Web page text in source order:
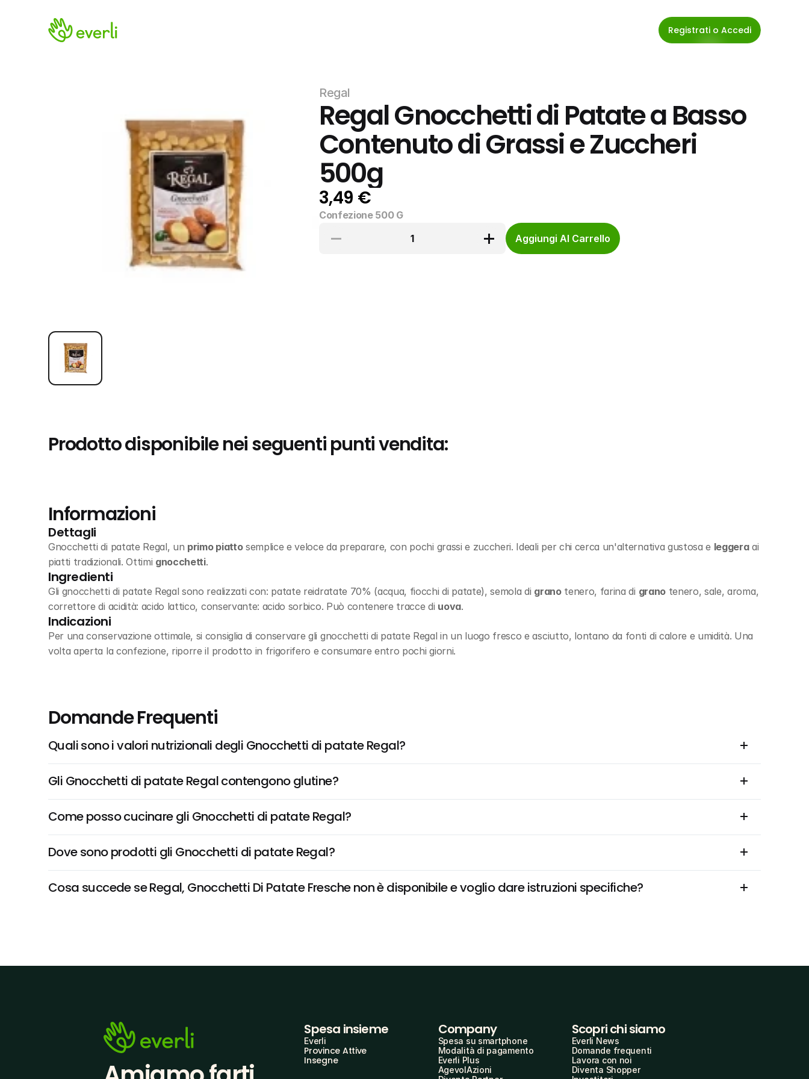
Registrati o Accedi
Regal
Regal Gnocchetti di Patate a Basso
Contenuto di Grassi e Zuccheri
500g
3,49 €
Confezione 500 G
1
Aggiungi Al Carrello
Prodotto disponibile nei seguenti punti vendita:
Informazioni
Dettagli
Gnocchetti di patate Regal, un primo piatto semplice e veloce da preparare, con pochi grassi e zuccheri. Ideali per chi cerca un'alternativa gustosa e leggera ai
piatti tradizionali. Ottimi gnocchetti.
Ingredienti
Gli gnocchetti di patate Regal sono realizzati con: patate reidratate 70% (acqua, fiocchi di patate), semola di grano tenero, farina di grano tenero, sale, aroma,
correttore di acidità: acido lattico, conservante: acido sorbico. Può contenere tracce di uova.
Indicazioni
Per una conservazione ottimale, si consiglia di conservare gli gnocchetti di patate Regal in un luogo fresco e asciutto, lontano da fonti di calore e umidità. Una
volta aperta la confezione, riporre il prodotto in frigorifero e consumare entro pochi giorni.
Domande Frequenti
Quali sono i valori nutrizionali degli Gnocchetti di patate Regal?
Gli Gnocchetti di patate Regal contengono glutine?
Come posso cucinare gli Gnocchetti di patate Regal?
Dove sono prodotti gli Gnocchetti di patate Regal?
Cosa succede se Regal, Gnocchetti Di Patate Fresche non è disponibile e voglio dare istruzioni specifiche?
Spesa insieme
Everli
Province Attive
Insegne
Company
Spesa su smartphone
Modalità di pagamento
Everli Plus
AgevolAzioni
Scopri chi siamo
Everli News
Domande frequenti
Lavora con noi
Diventa Shopper